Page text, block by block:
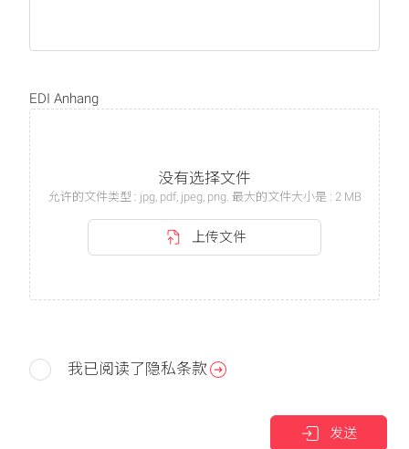
EDI Anhang
没有选择文件
允许的文件类型 : jpg, pdf, jpeg, png. 最大的文件大小是 : 2 MB
上传文件
我已阅读了隐私条款
发送